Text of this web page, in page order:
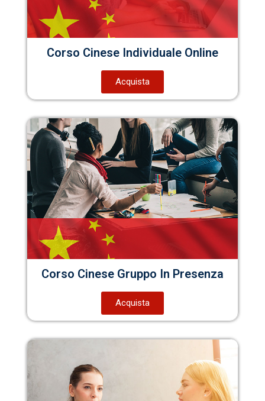
Corso Cinese Individuale Online
Acquista
Corso Cinese Gruppo In Presenza
Acquista